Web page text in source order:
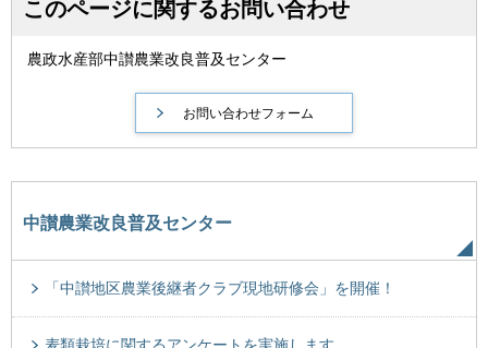
このページに関するお問い合わせ
農政水産部中讃農業改良普及センター
中讃農業改良普及センター
「中讃地区農業後継者クラブ現地研修会」を開催！